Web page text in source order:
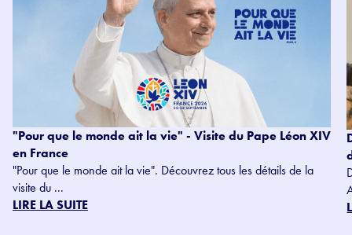
"Pour que le monde ait la vie" - Visite du Pape Léon XIV
en France
"Pour que le monde ait la vie". Découvrez tous les détails de la
visite du ...
LIRE LA SUITE